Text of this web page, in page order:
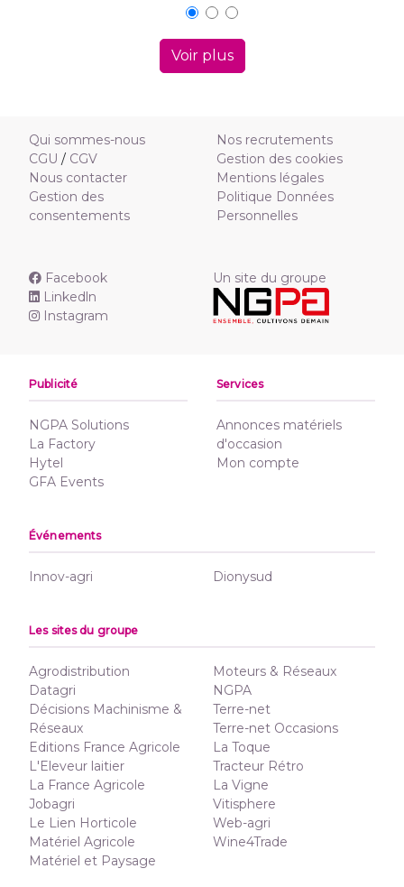
Voir plus
Qui sommes-nous
CGU / CGV
Nous contacter
Gestion des
consentements
Nos recrutements
Gestion des cookies
Mentions légales
Politique Données
Personnelles
Facebook
Linkedln
Instagram
Un site du groupe
Publicité
NGPA Solutions
La Factory
Hytel
GFA Events
Services
Annonces matériels
d'occasion
Mon compte
Événements
Innov-agri Dionysud
Les sites du groupe
Agrodistribution
Datagri
Décisions Machinisme &
Réseaux
Editions France Agricole
L'Eleveur laitier
La France Agricole
Jobagri
Le Lien Horticole
Matériel Agricole
Matériel et Paysage
Moteurs & Réseaux
NGPA
Terre-net
Terre-net Occasions
La Toque
Tracteur Rétro
La Vigne
Vitisphere
Web-agri
Wine4Trade